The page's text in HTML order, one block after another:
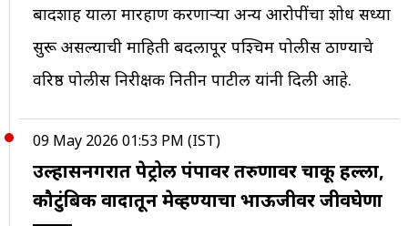
बादशाह याला मारहाण करणाऱ्या अन्य आरोपींचा शोध सध्या
सुरू असल्याची माहिती बदलापूर पश्चिम पोलीस ठाण्याचे
वरिष्ठ पोलीस निरीक्षक नितीन पाटील यांनी दिली आहे.
09 May 2026 01:53 PM (IST)
उल्हासनगरात पेट्रोल पंपावर तरुणावर चाकू हल्ला,
कौटुंबिक वादातून मेव्हण्याचा भाऊजीवर जीवघेणा